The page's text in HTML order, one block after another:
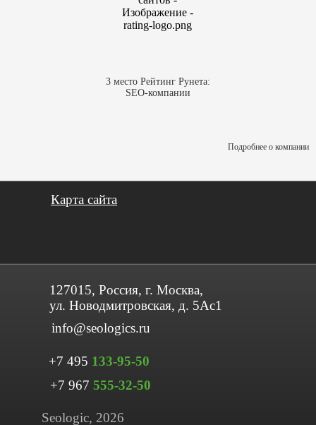
3 место Рейтинг Рунета:
SEO-компании
Подробнее о компании
Карта сайта
127015, Россия, г. Москва,
ул. Новодмитровская, д. 5Ас1
info@seologics.ru
+7 495 133-95-50
+7 967 555-32-50
Seologic, 2026